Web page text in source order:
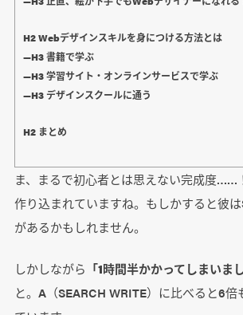
H2 Webデザインスキルを身につける方法とは
―H3 書籍で学ぶ
―H3 学習サイト・オンラインサービスで学ぶ
―H3 デザインスクールに通う
H2 まとめ
ま、まるで初心者とは思えない完成度……
作り込まれていますね。もしかすると彼
があるかもしれません。
しかしながら 「1時間半かかってしまいま
と。A（SEARCH WRITE）に比べると6倍